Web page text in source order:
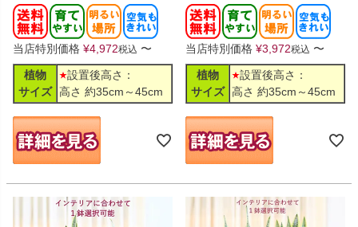
当店特別価格 ¥4,972税込 〜
植物
サイズ
設置後高さ：
高さ 約35cm～45cm
当店特別価格 ¥3,972税込 〜
植物
サイズ
設置後高さ：
高さ 約35cm～45cm